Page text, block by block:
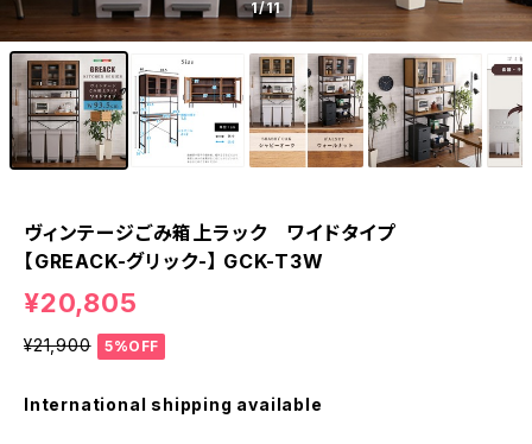
1/11
ヴィンテージごみ箱上ラック ワイドタイプ
【GREACK-グリック-】 GCK-T3W
¥20,805
¥21,900 5%OFF
International shipping available